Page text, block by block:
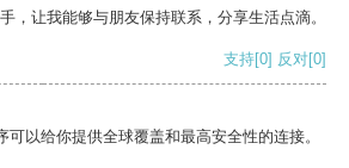
，让我能够与朋友保持联系，分享生活点滴。
支持[0] 反对[0]
以给你提供全球覆盖和最高安全性的连接。